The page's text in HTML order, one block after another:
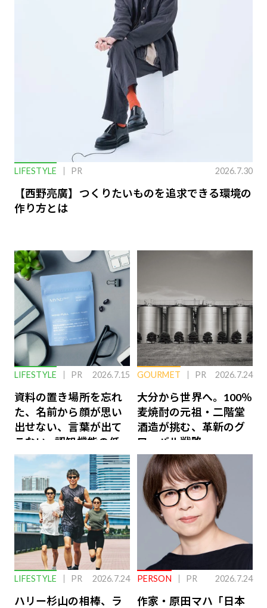
LIFESTYLE PR 2026.7.30
【西野亮廣】つくりたいものを追求できる環境の
作り方とは
LIFESTYLE PR 2026.7.15
資料の置き場所を忘れ
た、名前から顔が思い
出せない、言葉が出て
こない…認知機能の低
下を救う、脳のインナ
ーケアとは
GOURMET PR 2026.7.24
大分から世界へ。100％
麦焼酎の元祖・二階堂
酒造が挑む、革新のグ
ローバル戦略
LIFESTYLE PR 2026.7.24
ハリー杉山の相棒、ラ
PERSON PR 2026.7.24
作家・原田マハ「日本